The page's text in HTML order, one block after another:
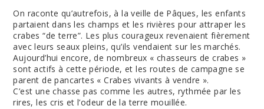
On raconte qu’autrefois, à la veille de Pâques, les enfants
partaient dans les champs et les rivières pour attraper les
crabes “de terre”. Les plus courageux revenaient fièrement
avec leurs seaux pleins, qu’ils vendaient sur les marchés.
Aujourd’hui encore, de nombreux « chasseurs de crabes »
sont actifs à cette période, et les routes de campagne se
parent de pancartes « Crabes vivants à vendre ».
C’est une chasse pas comme les autres, rythmée par les
rires, les cris et l’odeur de la terre mouillée.